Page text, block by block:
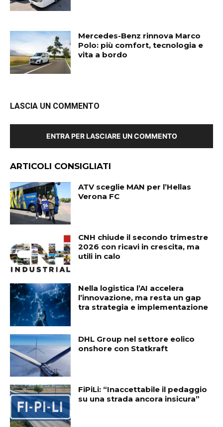
Mercedes-Benz rinnova Marco
Polo: più comfort, tecnologia e
vita a bordo
LASCIA UN COMMENTO
ENTRA PER LASCIARE UN COMMENTO
ARTICOLI CONSIGLIATI
ATV sceglie MAN per l’Hellas
Verona FC
CNH chiude il secondo trimestre
2026 con ricavi in crescita, ma
utili in calo
Nella logistica l’AI accelera
l’innovazione, ma resta un gap
tra strategia e implementazione
DHL Group nel settore eolico
onshore con Statkraft
FiPiLi: “Inaccettabile il pedaggio
su una strada ancora insicura”